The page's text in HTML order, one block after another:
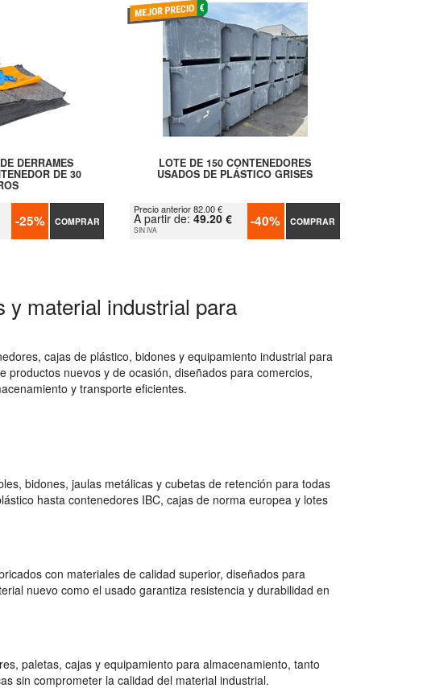
DERRAMES
DE 30
-25% COMPRAR
LOTE DE 150 CONTENEDORES
USADOS DE PLÁSTICO GRISES
Precio anterior 82.00 €
A partir de:49.20 €
SIN IVA -40% COMPRAR
y material industrial para
cajas de plástico, bidones y equipamiento industrial para
nuevos y de ocasión, diseñados para comercios,
y transporte eficientes.
bidones, jaulas metálicas y cubetas de retención para todas
hasta contenedores IBC, cajas de norma europea y lotes
con materiales de calidad superior, diseñados para
nuevo como el usado garantiza resistencia y durabilidad en
paletas, cajas y equipamiento para almacenamiento, tanto
sin comprometer la calidad del material industrial.